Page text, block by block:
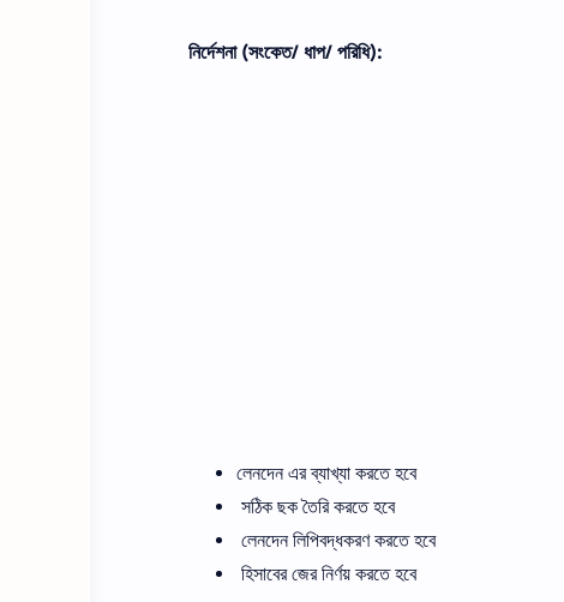
নির্দেশনা (সংকেত/ ধাপ/ পরিধি):
লেনদেন এর ব্যাখ্যা করতে হবে
সঠিক ছক তৈরি করতে হবে
লেনদেন লিপিবদ্ধকরণ করতে হবে
হিসাবের জের নির্ণয় করতে হবে